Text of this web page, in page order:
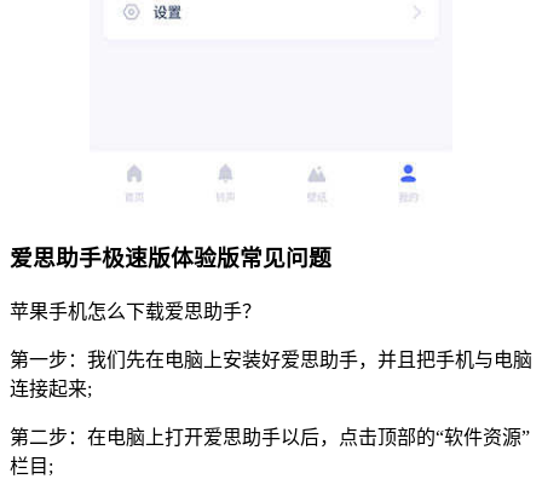
爱思助手极速版体验版常见问题
苹果手机怎么下载爱思助手？
第一步：我们先在电脑上安装好爱思助手，并且把手机与电脑
连接起来;
第二步：在电脑上打开爱思助手以后，点击顶部的“软件资源”
栏目;